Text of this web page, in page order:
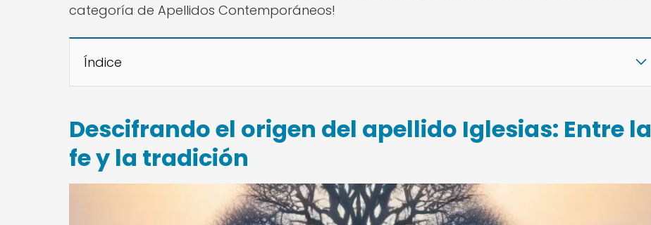
categoría de Apellidos Contemporáneos!
Índice
Descifrando el origen del apellido Iglesias: Entre la
fe y la tradición